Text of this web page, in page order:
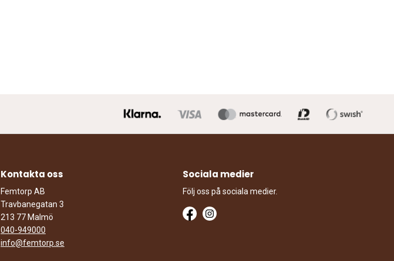
Kontakta oss
Femtorp AB
Travbanegatan 3
213 77 Malmö
040-949000
info@femtorp.se
Sociala medier
Följ oss på sociala medier.